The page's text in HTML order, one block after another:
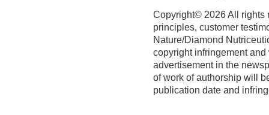
Copyright© 2026 All rights
principles, customer
Nature/Diamond
copyright infringement
advertisement in the
of work of authorship will
publication date and